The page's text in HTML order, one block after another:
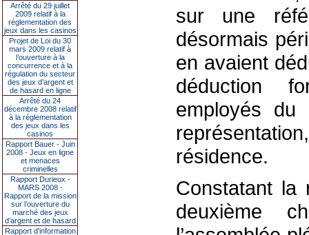
Arrêté du 29 juillet
2009 relatif à la
réglementation des
jeux dans les casinos
Projet de Loi du 30
mars 2009 relatif à
l’ouverture à la
concurrence et à la
régulation du secteur
des jeux d’argent et
de hasard en ligne
Arrêté du 24
décembre 2008 relatif
à la réglementation
des jeux dans les
casinos
Rapport Bauer - Juin
2008 - Jeux en ligne
et menaces
criminelles
Rapport Durieux -
MARS 2008 -
Rapport de la mission
sur l’ouverture du
marché des jeux
d’argent et de hasard
Rapport d'information
sur une
désormais
en avaient
déduction
employés
résidence.
Constatant la
deuxième